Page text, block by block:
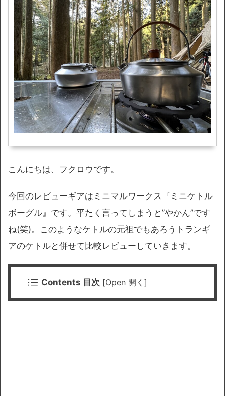
こんにちは、フクロウです。
今回のレビューギアはミニマルワークス『ミニケトル
ボーグル』です。平たく言ってしまうと”やかん”です
ね(笑)。このようなケトルの元祖でもあろうトランギ
アのケトルと併せて比較レビューしていきます。
Contents 目次 [Open 開く ]